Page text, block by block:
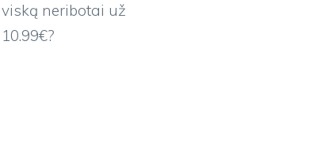
viską neribotai už
10.99€?